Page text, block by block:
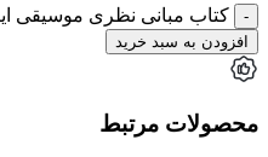
کتاب مبانی نظری موسیقی
افزودن به سبد خرید
محصولات مرتبط